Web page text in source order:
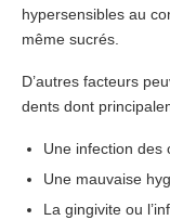
hypersensibles au
même sucrés.
D’autres facteurs
dents dont
Une infection des
Une mauvaise
La gingivite ou